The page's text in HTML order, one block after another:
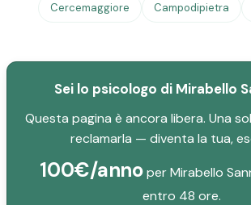
Cercemaggiore Campodipietra
Sei lo psicologo di Mirabello
Questa pagina è ancora libera. Una
reclamarla — diventa la tua,
100€/annoper Mirabello
entro 48 ore.